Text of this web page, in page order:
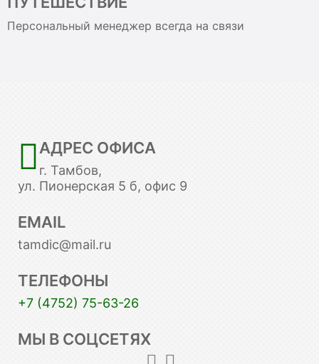
Персональный менеджер всегда на связи
АДРЕС ОФИСА
г. Тамбов,
ул. Пионерская 5 б, офис 9
EMAIL
tamdic@mail.ru
ТЕЛЕФОНЫ
+7 (4752) 75-63-26
МЫ В СОЦСЕТЯХ